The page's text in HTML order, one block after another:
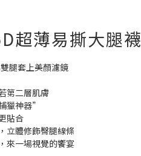
超薄易撕大腿襪
腿套上美顏濾鏡
第二層肌膚
獵神器”
貼合
立體修飾臀腿線條
來一場視覺的饗宴